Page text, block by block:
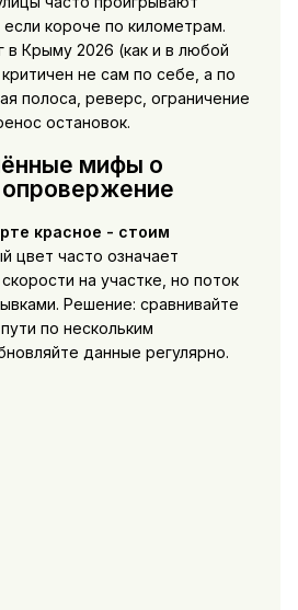
короче по километрам.
в Крыму 2026 (как и в любой
не сам по себе, а по
полоса, реверс, ограничение
остановок.
мифы о
опровержение
красное - стоим
цвет часто означает
на участке, но поток
Решение: сравнивайте
по нескольким
данные регулярно.